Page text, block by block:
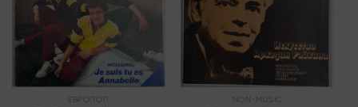
ЕВРОПОП NON-MUSIC